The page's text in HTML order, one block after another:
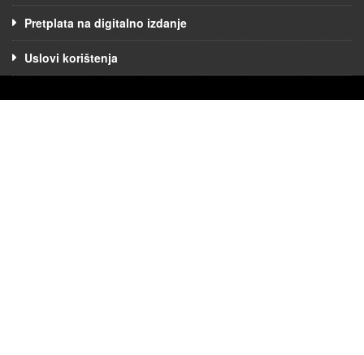
Pretplata na digitalno izdanje
Uslovi korištenja